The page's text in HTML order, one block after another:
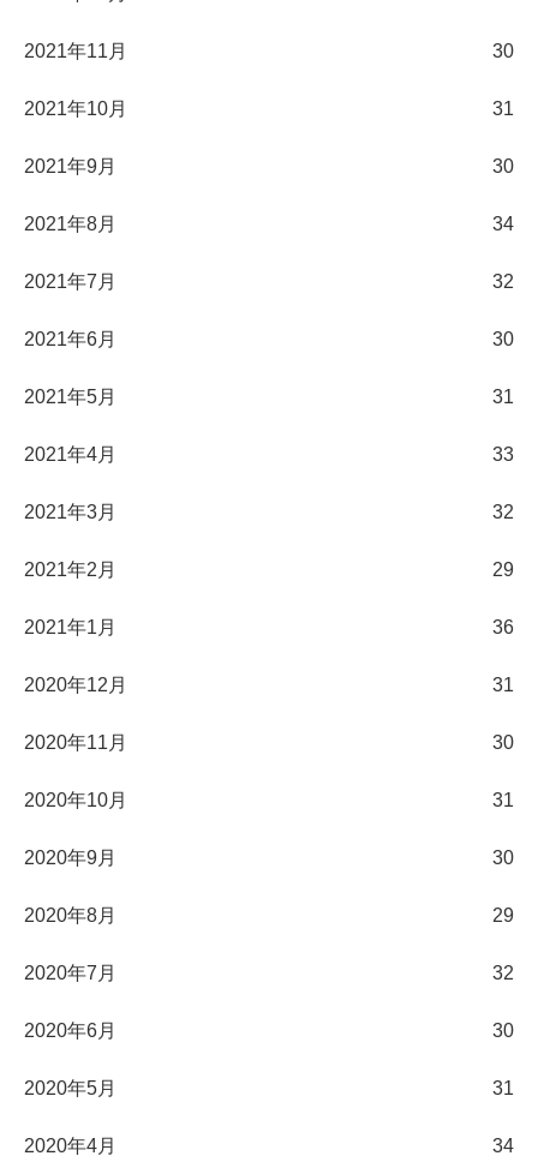
2021年11月 30
2021年10月 31
2021年9月 30
2021年8月 34
2021年7月 32
2021年6月 30
2021年5月 31
2021年4月 33
2021年3月 32
2021年2月 29
2021年1月 36
2020年12月 31
2020年11月 30
2020年10月 31
2020年9月 30
2020年8月 29
2020年7月 32
2020年6月 30
2020年5月 31
2020年4月 34